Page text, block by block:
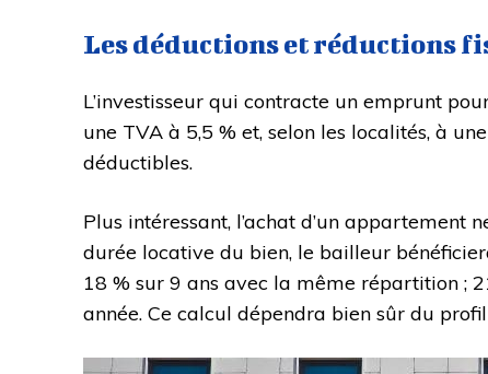
Les déductions et réductions
L’investisseur qui contracte un emprunt
une TVA à 5,5 % et, selon les localités, à
déductibles.
Plus intéressant, l’achat d’un appartement
durée locative du bien, le bailleur
18 % sur 9 ans avec la même répartition ;
année. Ce calcul dépendra bien sûr du